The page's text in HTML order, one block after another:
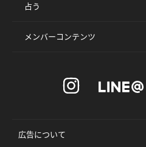
占う
メンバーコンテンツ
広告について